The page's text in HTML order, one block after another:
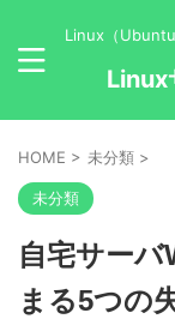
Linux（
Linux
HOME > 未分類 >
未分類
自宅サー
まる5つの